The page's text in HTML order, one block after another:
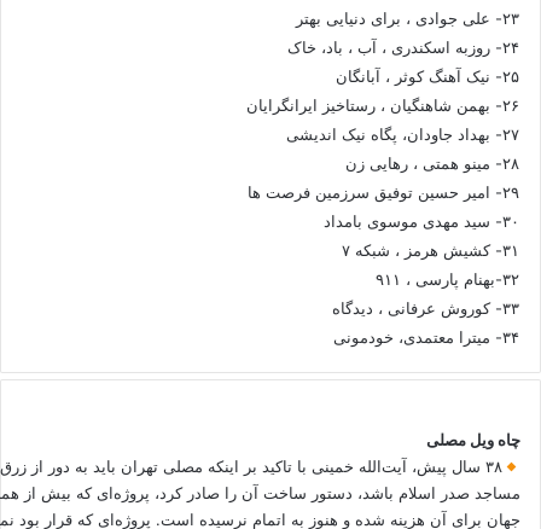
۲۳- علی جوادی ، برای دنیایی بهتر
۲۴- روزبه اسکندری ، آب ، باد، خاک
۲۵- نیک آهنگ کوثر ، آبانگان
۲۶- بهمن شاهنگیان ، رستاخیز ایرانگرایان
۲۷- بهداد جاودان، پگاه نیک اندیشی
۲۸- مینو همتی ، رهایی زن
۲۹- امیر حسین توفیق سرزمین فرصت ها
۳۰- سید مهدی موسوی بامداد
۳۱- کشیش هرمز ، شبکه ۷
۳۲-بهنام پارسی ، ۹۱۱
۳۳- کوروش عرفانی ، دیدگاه
۳۴- میترا معتمدی، خودمونی
چاه ویل مصلی
۳۸ سال پیش، آیت‌الله خمینی با تاکید بر اینکه مصلی تهران باید به دور از
مساجد صدر اسلام باشد، دستور ساخت آن را صادر کرد، پروژه‌ای که بیش از
جهان برای آن هزینه شده و هنوز به اتمام نرسیده است. پروژه‌ای که قرار بود